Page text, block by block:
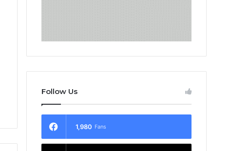
Follow Us
1,980 Fans